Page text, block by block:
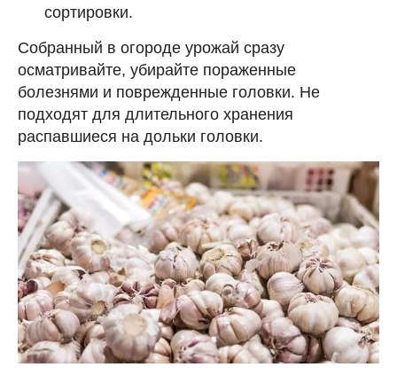
сортировки.
Собранный в огороде урожай сразу
осматривайте, убирайте пораженные
болезнями и поврежденные головки. Не
подходят для длительного хранения
распавшиеся на дольки головки.